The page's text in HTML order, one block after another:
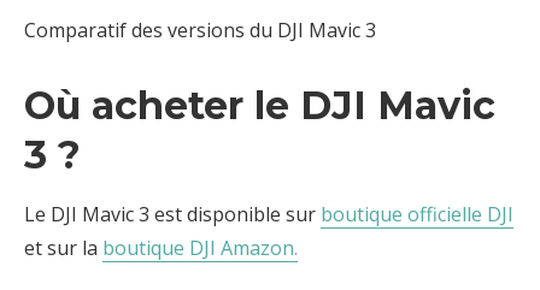
Comparatif des versions du DJI Mavic 3
Où acheter le DJI Mavic
3 ?
Le DJI Mavic 3 est disponible sur boutique officielle DJI
et sur la boutique DJI Amazon.